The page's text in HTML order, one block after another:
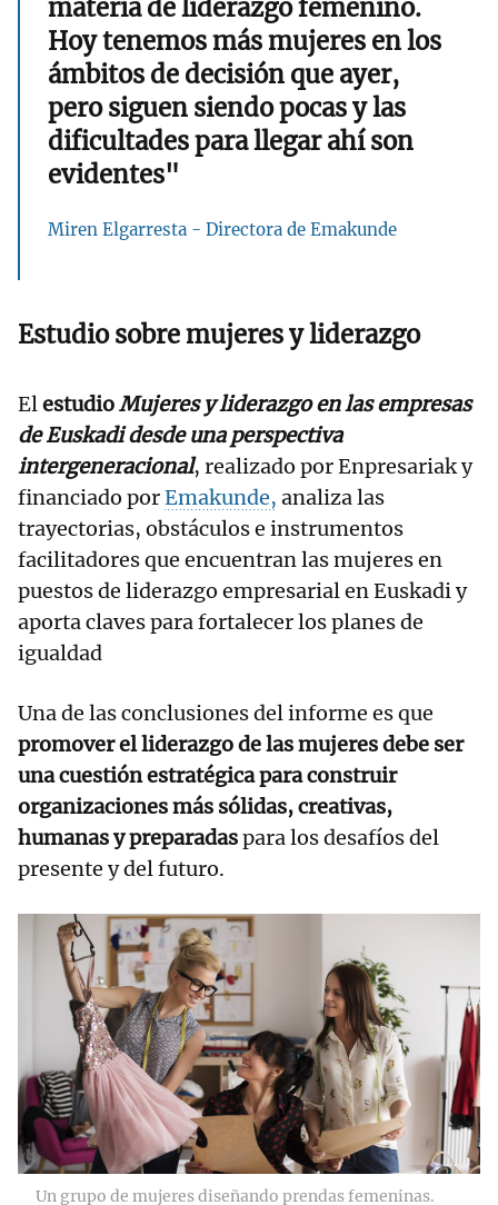
materia de liderazgo femenino.
Hoy tenemos más mujeres en los
ámbitos de decisión que ayer,
pero siguen siendo pocas y las
dificultades para llegar ahí son
evidentes"
Miren Elgarresta - Directora de Emakunde
Estudio sobre mujeres y liderazgo
ElestudioMujeres y liderazgo en las empresas
de Euskadi desde una perspectiva
intergeneracional, realizado por Enpresariak y
financiado porEmakunde, analiza las
trayectorias, obstáculos e instrumentos
facilitadores que encuentran las mujeres en
puestos de liderazgo empresarial en Euskadi y
aporta claves para fortalecer los planes de
igualdad
Una de las conclusiones del informe es que
promover el liderazgo de las mujeres debe ser
una cuestión estratégica para construir
organizaciones más sólidas, creativas,
humanas y preparadaspara los desafíos del
presente y del futuro.
Un grupo de mujeres diseñando prendas femeninas.